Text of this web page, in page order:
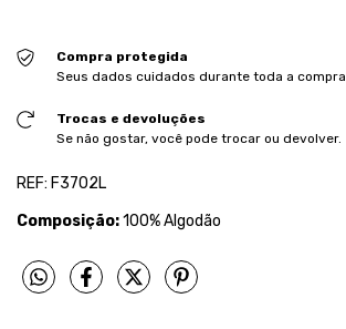
Compra protegida
Seus dados cuidados durante toda a compra.
Trocas e devoluções
Se não gostar, você pode trocar ou devolver.
REF: F3702L
Composição:100% Algodão